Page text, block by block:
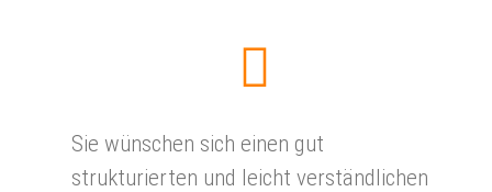
Sie wünschen sich einen gut
strukturierten und leicht verständlichen